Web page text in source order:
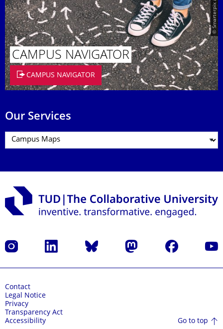
CAMPUS NAVIGATOR
CAMPUS NAVIGATOR
Our Services
Instagram LinkedIn Bluesky Mastodon Facebook
Contact
Legal Notice
Privacy
Transparency Act
Accessibility
Go to top